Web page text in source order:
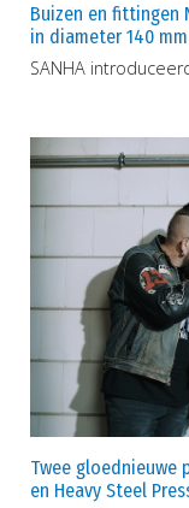
Buizen en fittingen
in diameter 140
SANHA
Twee gloednieuwe
en Heavy Steel